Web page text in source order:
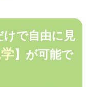
けで自由に見
】が可能で